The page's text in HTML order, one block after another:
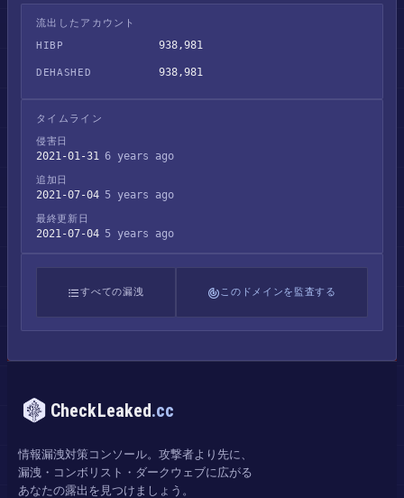
流出したアカウント
HIBP
938,981
DEHASHED 938,981
タイムライン
侵害日
2021-01-31 6 years ago
追加日
2021-07-04 5 years ago
最終更新日
2021-07-04 5 years ago
すべての漏洩 このドメインを監査する
CheckLeaked.cc
情報漏洩対策コンソール。攻撃者より先に、
漏洩・コンボリスト・ダークウェブに広がる
あなたの露出を見つけましょう。